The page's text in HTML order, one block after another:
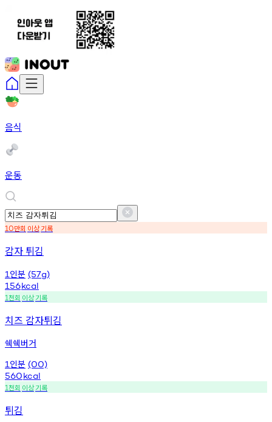
음식
운동
10만회 이상기록
감자 튀김
1 인분 (57g)
156kcal
1천회 이상기록
치즈 감자튀김
쉑쉑버거
1 인분 (00)
560kcal
1천회 이상기록
튀김